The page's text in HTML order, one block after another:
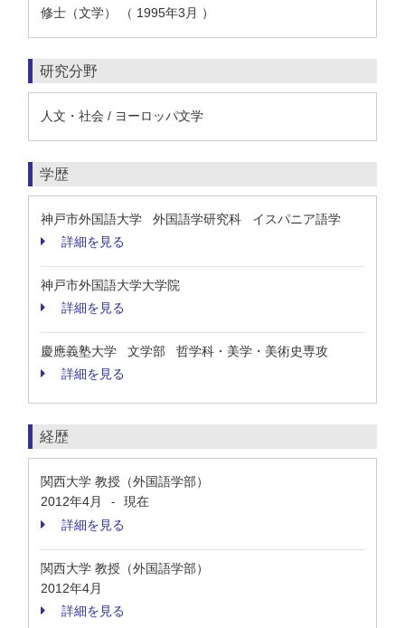
修士（文学） （ 1995年3月 ）
研究分野
人文・社会 / ヨーロッパ文学
学歴
神戸市外国語大学 外国語学研究科 イスパニア語学
詳細を見る
神戸市外国語大学大学院
詳細を見る
慶應義塾大学 文学部 哲学科・美学・美術史専攻
詳細を見る
経歴
関西大学 教授（外国語学部）
2012年4月
-
現在
詳細を見る
関西大学 教授（外国語学部）
2012年4月
詳細を見る